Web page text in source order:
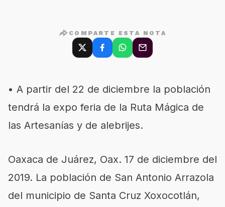
COMPARTE ESTA NOTA
• A partir del 22 de diciembre la población
tendrá la expo feria de la Ruta Mágica de
las Artesanías y de alebrijes.
Oaxaca de Juárez, Oax. 17 de diciembre del
2019. La población de San Antonio Arrazola
del municipio de Santa Cruz Xoxocotlán,